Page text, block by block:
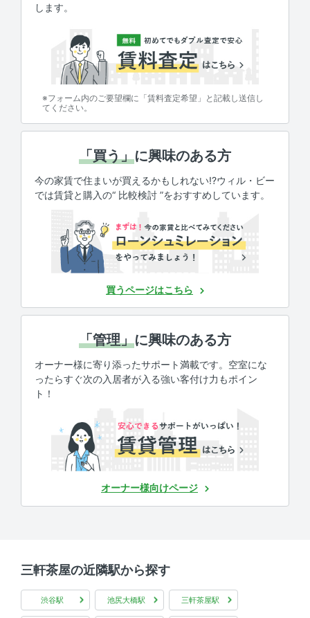
します。
※フォーム内のご要望欄に「賃料査定希望」と記載し送信し
てください。
「買う」に興味のある方
今の家賃で住まいが買えるかもしれない!?ウィル・ビー
では賃貸と購入の“ 比較検討 ”をおすすめしています。
買うページはこちら
「管理」に興味のある方
オーナー様に寄り添ったサポート満載です。空室にな
ったらすぐ次の入居者が入る強い客付け力もポイン
ト！
オーナー様向けページ
三軒茶屋の近隣駅から探す
渋谷駅 池尻大橋駅 三軒茶屋駅